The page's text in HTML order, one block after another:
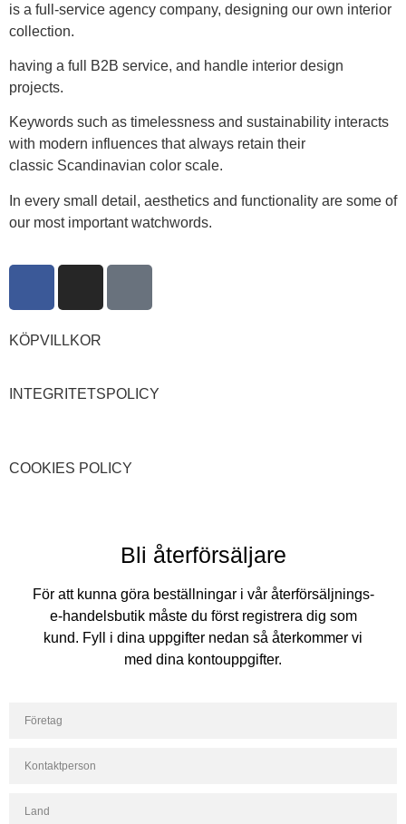
is a full-service agency company, designing our own interior
collection.
having a full B2B service, and handle interior design
projects.
Keywords such as timelessness and sustainability interacts
with modern influences that always retain their
classic Scandinavian color scale.
In every small detail, aesthetics and functionality are some of
our most important watchwords.
KÖPVILLKOR
INTEGRITETSPOLICY
COOKIES POLICY
Bli återförsäljare
För att kunna göra beställningar i vår återförsäljnings-
e-handelsbutik måste du först registrera dig som
kund. Fyll i dina uppgifter nedan så återkommer vi
med dina kontouppgifter.